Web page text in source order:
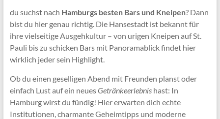
du suchst nach Hamburgs besten Bars und Kneipen? Dann
bist du hier genau richtig. Die Hansestadt ist bekannt für
ihre vielseitige Ausgehkultur – von urigen Kneipen auf St.
Pauli bis zu schicken Bars mit Panoramablick findet hier
wirklich jeder sein Highlight.
Ob du einen geselligen Abend mit Freunden planst oder
einfach Lust auf ein neuesGetränkeerlebnishast: In
Hamburg wirst du fündig! Hier erwarten dich echte
Institutionen, charmante Geheimtipps und moderne